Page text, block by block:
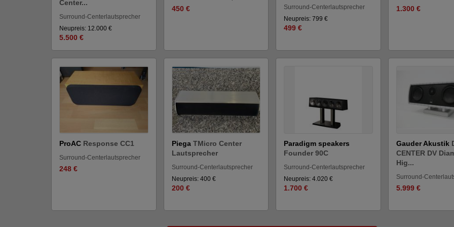
Center...
Surround-Centerlautsprecher
Neupreis: 12.000 €
5.500 €
450 €
Surround-Centerlautsprecher
Neupreis: 799 €
499 €
1.300 €
ProAC Response CC1
Surround-Centerlautsprecher
248 €
Piega TMicro Center
Lautsprecher
Surround-Centerlautsprecher
Neupreis: 400 €
200 €
Paradigm speakers
Founder 90C
Surround-Centerlautsprecher
Neupreis: 4.020 €
1.700 €
Gauder Akustik
CENTER DV
Hig...
Surround-
5.999 €